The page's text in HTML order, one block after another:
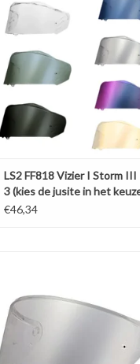
de jusite in het keuze menu)
TOEVOEGEN AAN
LS2 FF818 Vizier I Storm III
3 (kies de jusite in het
menu)
€46,34